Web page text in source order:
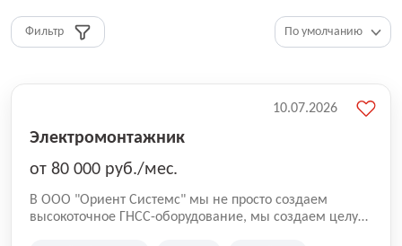
Сборщик мебели
Сервисный инженер, инженер-механик Слесарь, сантехник
Швея, портной, закройщик
Фильтр
Электромонтажник
от 80 000 руб./мес.
В ООО "Ориент Системс" мы не просто создаем
высокоточное ГНСС-оборудование, мы создаем целую
10.07.2026